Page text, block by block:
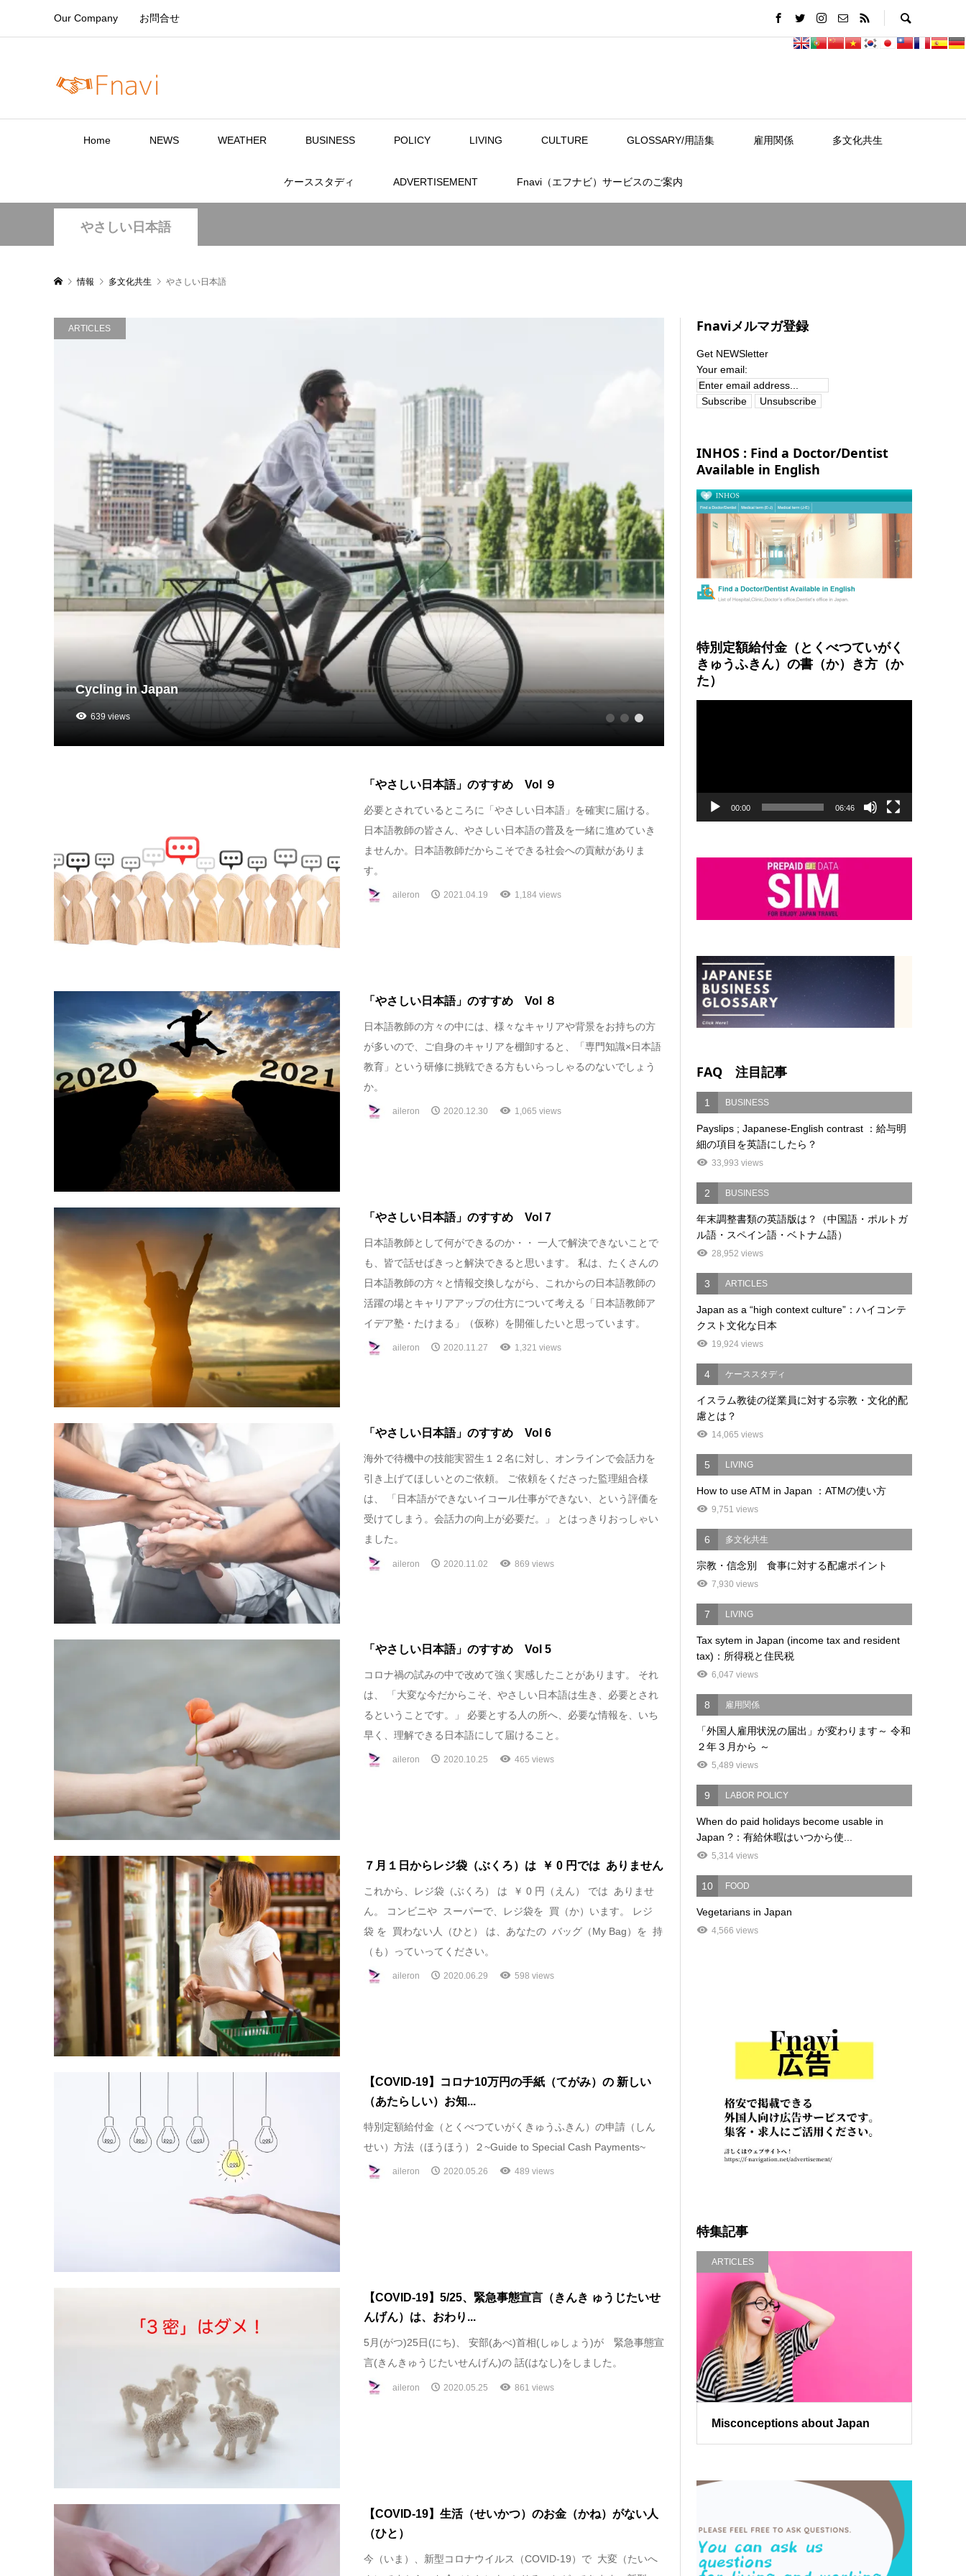
Our Company お問合せ
Home NEWS WEATHER BUSINESS POLICY LIVING CULTURE GLOSSARY/用語集 雇用関係 多文化共生
ケーススタディ ADVERTISEMENT Fnavi（エフナビ）サービスのご案内
やさしい日本語
情報 多文化共生 やさしい日本語
ARTICLES
Cycling in Japan
639 views
ARTICLES
SPYxFAMILY
1 2 3
「やさしい日本語」のすすめ Vol ９
必要とされているところに「やさしい日本語」を確実に届ける。
日本語教師の皆さん、やさしい日本語の普及を一緒に進めていき
ませんか。日本語教師だからこそできる社会への貢献がありま
す。
aileron 2021.04.19 1,184 views
「やさしい日本語」のすすめ Vol ８
日本語教師の方々の中には、様々なキャリアや背景をお持ちの方
が多いので、ご自身のキャリアを棚卸すると、「専門知識×日本語
教育」という研修に挑戦できる方もいらっしゃるのないでしょう
か。
aileron 2020.12.30 1,065 views
「やさしい日本語」のすすめ Vol 7
日本語教師として何ができるのか・・ 一人で解決できないことで
も、皆で話せばきっと解決できると思います。 私は、たくさんの
日本語教師の方々と情報交換しながら、これからの日本語教師の
活躍の場とキャリアアップの仕方について考える「日本語教師ア
イデア塾・たけまる」（仮称）を開催したいと思っています。
aileron 2020.11.27 1,321 views
「やさしい日本語」のすすめ Vol 6
海外で待機中の技能実習生１２名に対し、オンラインで会話力を
引き上げてほしいとのご依頼。 ご依頼をくださった監理組合様
は、 「日本語ができないイコール仕事ができない、という評価を
受けてしまう。会話力の向上が必要だ。」 とはっきりおっしゃい
ました。
aileron 2020.11.02 869 views
「やさしい日本語」のすすめ Vol 5
コロナ禍の試みの中で改めて強く実感したことがあります。 それ
は、 「大変な今だからこそ、やさしい日本語は生き、必要とされ
るということです。」 必要とする人の所へ、必要な情報を、いち
早く、理解できる日本語にして届けること。
aileron 2020.10.25 465 views
７月１日からレジ袋（ぶくろ）は ￥ 0 円では ありません
これから、レジ袋（ぶくろ） は ￥ 0 円（えん） では ありませ
ん。 コンビニや スーパーで、レジ袋を 買（か）います。 レジ
袋 を 買わない人（ひと） は、あなたの バッグ（My Bag）を 持
（も）っていってください。
aileron 2020.06.29 598 views
【COVID-19】コロナ10万円の手紙（てがみ）の 新しい
（あたらしい）お知...
特別定額給付金（とくべつていがくきゅうふきん）の申請（しん
せい）方法（ほうほう）２~Guide to Special Cash Payments~
aileron 2020.05.26 489 views
【COVID-19】5/25、緊急事態宣言（きんき ゅうじたいせ
んげん）は、おわり...
5月(がつ)25日(にち)、 安部(あべ)首相(しゅしょう)が 緊急事態宣
言(きんきゅうじたいせんげん)の 話(はなし)をしました。
aileron 2020.05.25 861 views
【COVID-19】生活（せいかつ）のお金（かね）がない人
（ひと）
今（いま）、新型コロナウイルス（COVID-19）で 大変（たいへ
Fnaviメルマガ登録
Get NEWSletter
Your email:
INHOS : Find a Doctor/Dentist
Available in English
特別定額給付金（とくべつていがく
きゅうふきん）の書（か）き方（か
た）
00:00 06:46
FAQ 注目記事
1 BUSINESS
Payslips ; Japanese-English contrast ：給与明
細の項目を英語にしたら？
33,993 views
2 BUSINESS
年末調整書類の英語版は？（中国語・ポルトガ
ル語・スペイン語・ベトナム語）
28,952 views
3 ARTICLES
Japan as a “high context culture”：ハイコンテ
クスト文化な日本
19,924 views
4 ケーススタディ
イスラム教徒の従業員に対する宗教・文化的配
慮とは？
14,065 views
5 LIVING
How to use ATM in Japan ：ATMの使い方
9,751 views
6 多文化共生
宗教・信念別 食事に対する配慮ポイント
7,930 views
7 LIVING
Tax sytem in Japan (income tax and resident
tax)：所得税と住民税
6,047 views
8 雇用関係
「外国人雇用状況の届出」が変わります～ 令和
２年３月から ～
5,489 views
9 LABOR POLICY
When do paid holidays become usable in
Japan ?：有給休暇はいつから使...
5,314 views
10 FOOD
Vegetarians in Japan
4,566 views
特集記事
ARTICLES
Misconceptions about Japan